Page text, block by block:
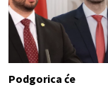
Podgorica će